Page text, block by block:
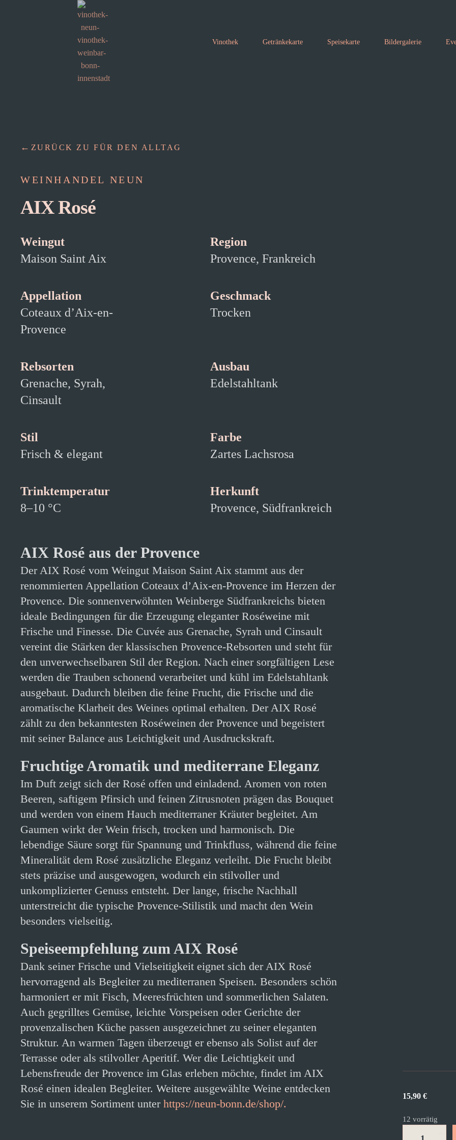
Vinothek Getränkekarte Speisekarte Bildergalerie
ZURÜCK ZU FÜR DEN ALLTAG
WEINHANDEL NEUN
AIX Rosé
Weingut
Maison Saint Aix
Region
Provence, Frankreich
Appellation
Coteaux d’Aix-en-
Provence
Geschmack
Trocken
Rebsorten
Grenache, Syrah,
Cinsault
Ausbau
Edelstahltank
Stil
Frisch & elegant
Farbe
Zartes Lachsrosa
Trinktemperatur
8–10 °C
Herkunft
Provence, Südfrankreich
AIX Rosé aus der Provence
Der AIX Rosé vom Weingut Maison Saint Aix stammt aus der
renommierten Appellation Coteaux d’Aix-en-Provence im Herzen der
Provence. Die sonnenverwöhnten Weinberge Südfrankreichs bieten
ideale Bedingungen für die Erzeugung eleganter Roséweine mit
Frische und Finesse. Die Cuvée aus Grenache, Syrah und Cinsault
vereint die Stärken der klassischen Provence-Rebsorten und steht für
den unverwechselbaren Stil der Region. Nach einer sorgfältigen Lese
werden die Trauben schonend verarbeitet und kühl im Edelstahltank
ausgebaut. Dadurch bleiben die feine Frucht, die Frische und die
aromatische Klarheit des Weines optimal erhalten. Der AIX Rosé
zählt zu den bekanntesten Roséweinen der Provence und begeistert
mit seiner Balance aus Leichtigkeit und Ausdruckskraft.
Fruchtige Aromatik und mediterrane Eleganz
Im Duft zeigt sich der Rosé offen und einladend. Aromen von roten
Beeren, saftigem Pfirsich und feinen Zitrusnoten prägen das Bouquet
und werden von einem Hauch mediterraner Kräuter begleitet. Am
Gaumen wirkt der Wein frisch, trocken und harmonisch. Die
lebendige Säure sorgt für Spannung und Trinkfluss, während die feine
Mineralität dem Rosé zusätzliche Eleganz verleiht. Die Frucht bleibt
stets präzise und ausgewogen, wodurch ein stilvoller und
unkomplizierter Genuss entsteht. Der lange, frische Nachhall
unterstreicht die typische Provence-Stilistik und macht den Wein
besonders vielseitig.
Speiseempfehlung zum AIX Rosé
Dank seiner Frische und Vielseitigkeit eignet sich der AIX Rosé
hervorragend als Begleiter zu mediterranen Speisen. Besonders schön
harmoniert er mit Fisch, Meeresfrüchten und sommerlichen Salaten.
Auch gegrilltes Gemüse, leichte Vorspeisen oder Gerichte der
provenzalischen Küche passen ausgezeichnet zu seiner eleganten
Struktur. An warmen Tagen überzeugt er ebenso als Solist auf der
Terrasse oder als stilvoller Aperitif. Wer die Leichtigkeit und
Lebensfreude der Provence im Glas erleben möchte, findet im AIX
Rosé einen idealen Begleiter. Weitere ausgewählte Weine entdecken
Sie in unserem Sortiment unter https://neun-bonn.de/shop/.
15,90 €
12 vorrätig